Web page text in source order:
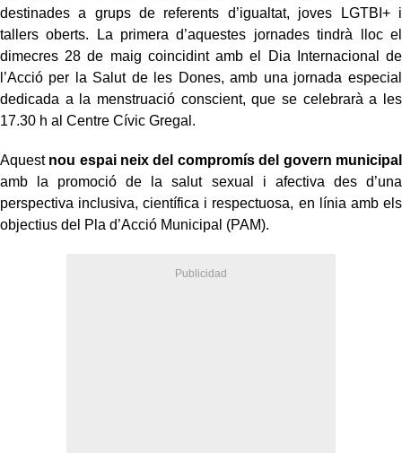
destinades a grups de referents d’igualtat, joves LGTBI+ i
tallers oberts. La primera d’aquestes jornades tindrà lloc el
dimecres 28 de maig coincidint amb el Dia Internacional de
l’Acció per la Salut de les Dones, amb una jornada especial
dedicada a la menstruació conscient, que se celebrarà a les
17.30 h al Centre Cívic Gregal.
Aquest nou espai neix del compromís del govern municipal
amb la promoció de la salut sexual i afectiva des d’una
perspectiva inclusiva, científica i respectuosa, en línia amb els
objectius del Pla d’Acció Municipal (PAM).